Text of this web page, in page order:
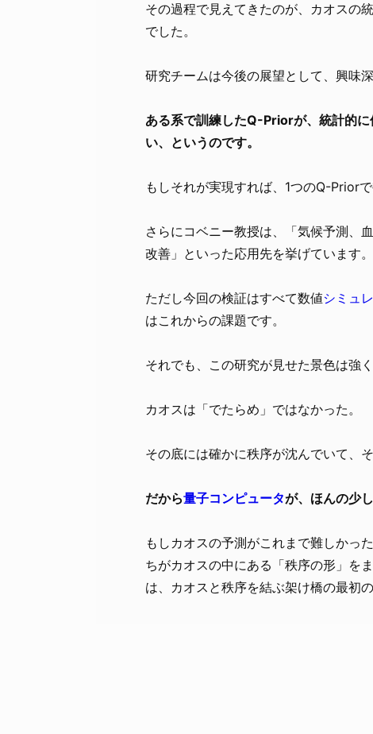
その過程で見えてきたのが、カオスの
でした。
研究チームは今後の展望として、興味
ある系で訓練したQ-Priorが、統計的
い、というのです。
もしそれが実現すれば、1つのQ-Prior
さらにコベニー教授は、「気候予測、
改善」といった応用先を挙げています。
ただし今回の検証はすべて数値シミュ
はこれからの課題です。
それでも、この研究が見せた景色は強
カオスは「でたらめ」ではなかった。
その底には確かに秩序が沈んでいて、
だから量子コンピュータが、ほんの少
もしカオスの予測がこれまで難しかっ
ちがカオスの中にある「秩序の形」
は、カオスと秩序を結ぶ架け橋の最初